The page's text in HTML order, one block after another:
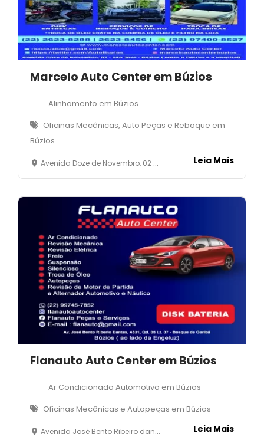
Marcelo Auto Center em Búzios
Alinhamento em Búzios
Oficinas Mecânicas, Auto Peças e Reboque em
Búzios
Avenida Doze de Novembro, 02 - São José - Armação dos Búzios Leia Mais
Flanauto Auto Center em Búzios
Ar Condicionado Automotivo em Búzios
Oficinas Mecânicas e Autopeças em Búzios
Avenida José Bento Ribeiro dantas, 4331, quadra 05, lote 07 - Bosque de Geribá- Armação dso Búzios Leia Mais